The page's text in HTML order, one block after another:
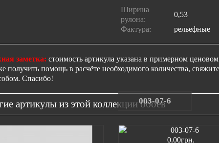
Ширина
рулона:
0,53
Фактура:
рельефные
заметка: стоимость артикула указана в примерном
получить помощь в расчёте необходимого количества,
Спасибо!
артикулы из этой коллекции обоев
003-07-6
0.00грн.